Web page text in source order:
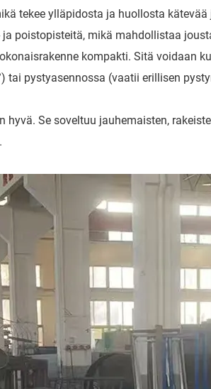
tekee ylläpidosta ja huollosta
poistopisteitä, mikä mahdollistaa
kompakti. Sitä voidaan
tai pystyasennossa (vaatii erillisen
hyvä. Se soveltuu jauhemaisten,